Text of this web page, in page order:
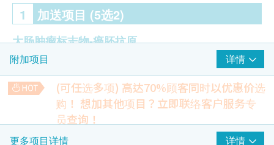
Smartech - “Mini Cool” 无段变速高速便携冷冻风扇 (原价$498)
1 加送项目 (5选2)
大肠肿瘤标志物-癌胚抗原
心血管风险评估组合
包括：载脂蛋白A1、载脂蛋白B、载脂蛋白A/B比率
肝- 甲种胎儿蛋白AFP
附加项目 详情
(可任选多项) 高达70%顾客同时以优惠价选
购！ 想加其他项目？立即联络客户服务专
员查询！
柏氏子宫颈液基薄片检查
更多项目详情 详情